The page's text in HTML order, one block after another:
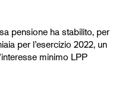
pensione ha stabilito, per
per l’esercizio 2022, un
minimo LPP